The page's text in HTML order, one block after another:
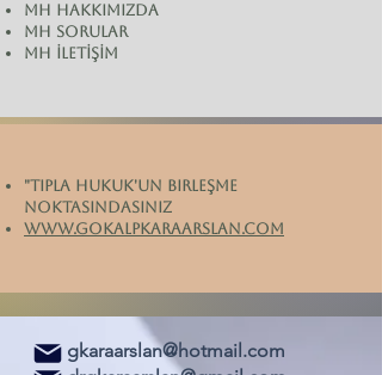
MH HAKKIMIZDA
MH SORULAR
MH İLETİŞİM
"tıpla hukuk'un birleşme
noktasındasınız
www.gokalpkaraarslan.com
gkaraarslan@hotmail.com